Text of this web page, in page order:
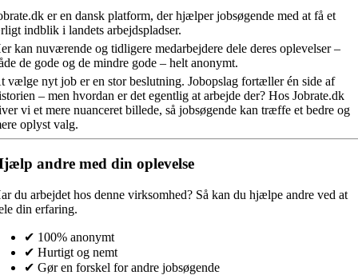
er en dansk platform, der hjælper jobsøgende med at få et
indblik i landets arbejdspladser.
kan nuværende og tidligere medarbejdere dele deres oplevelser –
de gode og de mindre gode – helt anonymt.
vælge nyt job er en stor beslutning. Jobopslag fortæller én side af
– men hvordan er det egentlig at arbejde der? Hos Jobrate.dk
vi et mere nuanceret billede, så jobsøgende kan træffe et bedre og
oplyst valg.
andre med din oplevelse
du arbejdet hos denne virksomhed? Så kan du hjælpe andre ved at
din erfaring.
✔ 100% anonymt
✔ Hurtigt og nemt
✔ Gør en forskel for andre jobsøgende